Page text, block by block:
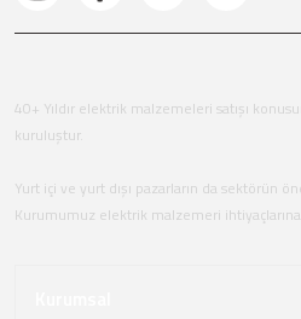
40+ Yıldır elektrik malzemeleri satışı
kuruluştur.
Yurt içi ve yurt dışı pazarların da sektörün
Kurumumuz elektrik malzemeri